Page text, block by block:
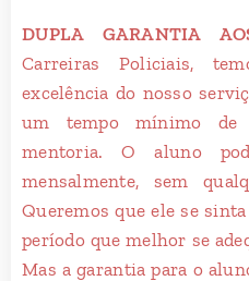
DUPLA GARANTIA
Carreiras Policiais,
excelência do nosso
um tempo mínimo de
mentoria. O aluno
mensalmente, sem
Queremos que ele se
período que melhor se
Mas a garantia para o